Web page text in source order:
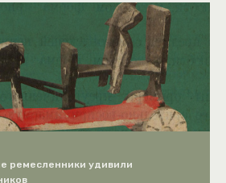
ремесленники удивили